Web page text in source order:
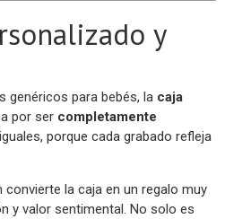
y
genéricos para bebés, la caja
por ser completamente
porque cada grabado refleja
la caja en un regalo muy
y valor sentimental. No solo es